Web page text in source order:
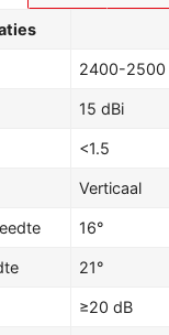
2400-2500
15 dBi
<1.5
Verticaal
16°
21°
≥20 dB